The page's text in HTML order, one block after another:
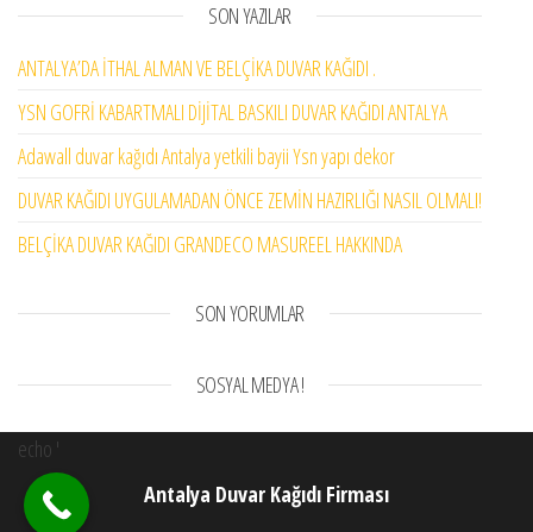
SON YAZILAR
ANTALYA’DA İTHAL ALMAN VE BELÇİKA DUVAR KAĞIDI .
YSN GOFRİ KABARTMALI DİJİTAL BASKILI DUVAR KAĞIDI ANTALYA
Adawall duvar kağıdı Antalya yetkili bayii Ysn yapı dekor
DUVAR KAĞIDI UYGULAMADAN ÖNCE ZEMİN HAZIRLIĞI NASIL OLMALI!
BELÇİKA DUVAR KAĞIDI GRANDECO MASUREEL HAKKINDA
SON YORUMLAR
SOSYAL MEDYA !
echo '
Antalya Duvar Kağıdı Firması